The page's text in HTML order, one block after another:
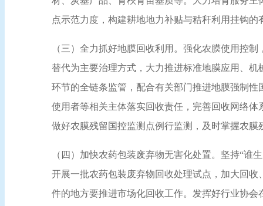
点示范力度，构建耕地地力补贴与秸秆利用挂钩
（三）全力抓好地膜回收利用。强化农膜使用控
替代为主要治理方式，大力推进标准地膜应用、
环节的全链条监管，配合有关部门推进地膜强制
使用者等相关主体落实回收责任，完善回收网络
做好农膜残留国控监测点例行监测，及时掌握农膜
（四）加快农药包装废弃物无害化处置。坚持“
开展一批农药包装废弃物回收处理试点，加大回
件的地方要推进市场化回收工作。发挥好行业协